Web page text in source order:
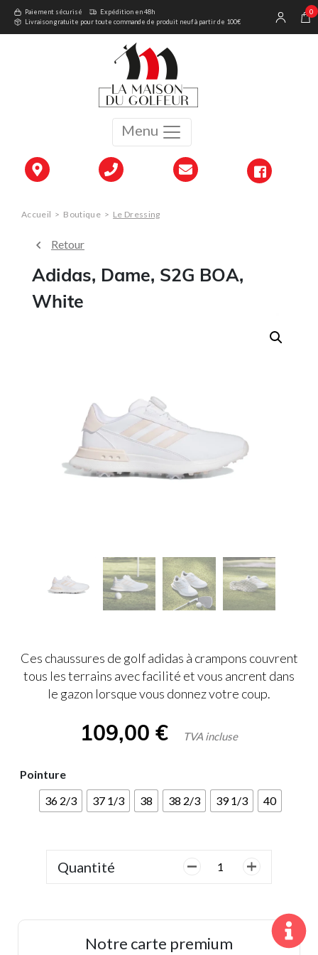
Menu
Paiement sécurisé
Expédition en 48h
Livraison gratuite pour toute commande de produit neuf à partir de 100€
0
Accueil > Boutique > Le Dressing
Retour
Adidas, Dame, S2G BOA,
White
Ces chaussures de golf adidas à crampons couvrent
tous les terrains avec facilité et vous ancrent dans
le gazon lorsque vous donnez votre coup.
109,00 € TVA incluse
Pointure
36 2/3
37 1/3 38 38 2/3 39 1/3 40
Quantité
quantité
BOA,
Notre carte premium